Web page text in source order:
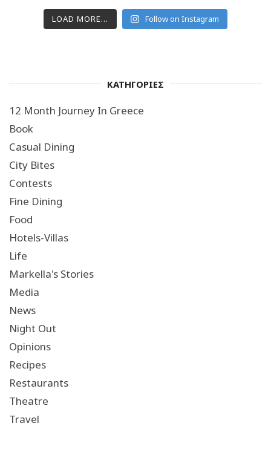
LOAD MORE... Follow on Instagram
ΚΑΤΗΓΟΡΙΕΣ
12 Month Journey In Greece
Book
Casual Dining
City Bites
Contests
Fine Dining
Food
Hotels-Villas
Life
Markella's Stories
Media
News
Night Out
Opinions
Recipes
Restaurants
Theatre
Travel